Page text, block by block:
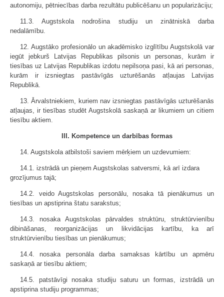
autonomiju, pētniecības darba rezultātu publicēšanu un popularizāciju;
11.3. Augstskola nodrošina studiju un zinātniskā darba
nedalāmību.
12. Augstāko profesionālo un akadēmisko izglītību Augstskolā var
iegūt jebkurš Latvijas Republikas pilsonis un personas, kurām ir
tiesības uz Latvijas Republikas izdotu nepilsoņa pasi, kā ari personas,
kurām ir izsniegtas pastāvīgās uzturēšanās atļaujas Latvijas
Republikā.
13. Ārvalstniekiem, kuriem nav izsniegtas pastāvīgās uzturēšanās
atļaujas, ir tiesības studēt Augstskolā saskaņā ar likumiem un citiem
tiesību aktiem.
III. Kompetence un darbības formas
14. Augstskola atbilstoši saviem mērķiem un uzdevumiem:
14.1. izstrādā un pieņem Augstskolas satversmi, kā arī izdara
grozījumus tajā;
14.2. veido Augstskolas personālu, nosaka tā pienākumus un
tiesības un apstiprina štatu sarakstus;
14.3. nosaka Augstskolas pārvaldes struktūru, struktūrvienību
dibināšanas, reorganizācijas un likvidācijas kartību, ka arī
struktūrvienību tiesības un pienākumus;
14.4. nosaka personāla darba samaksas kārtību un apmēru
saskaņā ar tiesību aktiem;
14.5. patstāvīgi nosaka studiju saturu un formas, izstrādā un
apstiprina studiju programmas;